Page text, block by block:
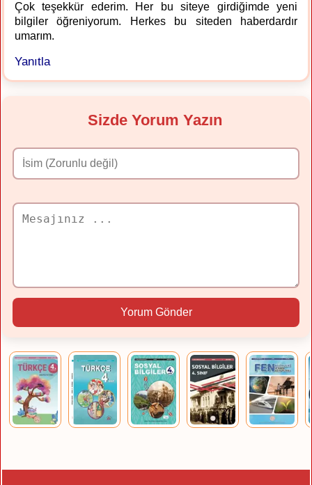
Çok teşekkür ederim. Her bu siteye girdiğimde yeni
bilgiler öğreniyorum. Herkes bu siteden haberdardır
umarım.
Yanıtla
Sizde Yorum Yazın
Yorum Gönder